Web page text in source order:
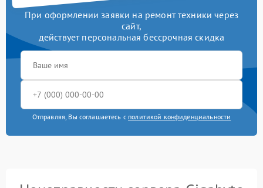
При оформлении заявки на ремонт техники через
сайт,
действует персональная бессрочная скидка
Отправляя, Вы соглашаетесь с политикой конфиденциальности